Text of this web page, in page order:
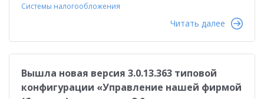
Системы налогообложения
Читать далее
Вышла новая версия 3.0.13.363 типовой
конфигурации «Управление нашей фирмой